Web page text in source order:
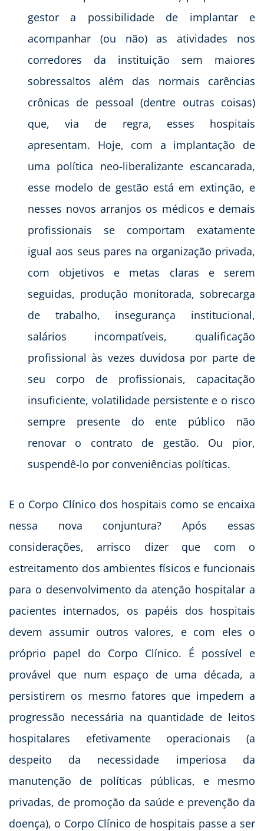
gestor a possibilidade de implantar e
acompanhar (ou não) as atividades nos
corredores da instituição sem maiores
sobressaltos além das normais carências
crônicas de pessoal (dentre outras coisas)
que, via de regra, esses hospitais
apresentam. Hoje, com a implantação de
uma política neo-liberalizante escancarada,
esse modelo de gestão está em extinção, e
nesses novos arranjos os médicos e demais
profissionais se comportam exatamente
igual aos seus pares na organização privada,
com objetivos e metas claras e serem
seguidas, produção monitorada, sobrecarga
de trabalho, insegurança institucional,
salários incompatíveis, qualificação
profissional às vezes duvidosa por parte de
seu corpo de profissionais, capacitação
insuficiente, volatilidade persistente e o risco
sempre presente do ente público não
renovar o contrato de gestão. Ou pior,
suspendê-lo por conveniências políticas.
E o Corpo Clínico dos hospitais como se encaixa
nessa nova conjuntura? Após essas
considerações, arrisco dizer que com o
estreitamento dos ambientes físicos e funcionais
para o desenvolvimento da atenção hospitalar a
pacientes internados, os papéis dos hospitais
devem assumir outros valores, e com eles o
próprio papel do Corpo Clínico. É possível e
provável que num espaço de uma década, a
persistirem os mesmo fatores que impedem a
progressão necessária na quantidade de leitos
hospitalares efetivamente operacionais (a
despeito da necessidade imperiosa da
manutenção de políticas públicas, e mesmo
privadas, de promoção da saúde e prevenção da
doença), o Corpo Clínico de hospitais passe a ser